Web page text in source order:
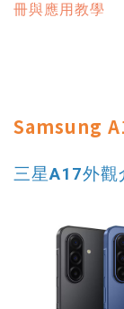
冊與應用教學
Samsung
三星A17外觀